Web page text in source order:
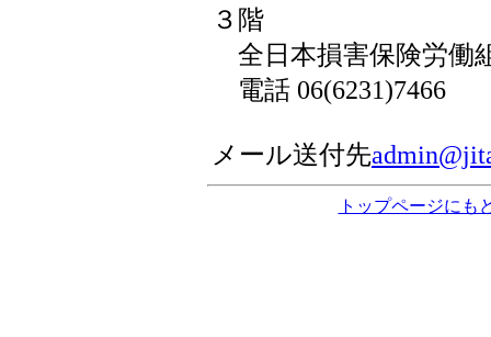
３階
全日本損害保険労働
電話 06(6231)7466
メール送付先
トップページにも